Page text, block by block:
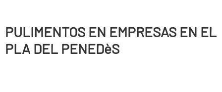
PULIMENTOS EN EMPRESAS EN EL
PLA DEL PENEDèS